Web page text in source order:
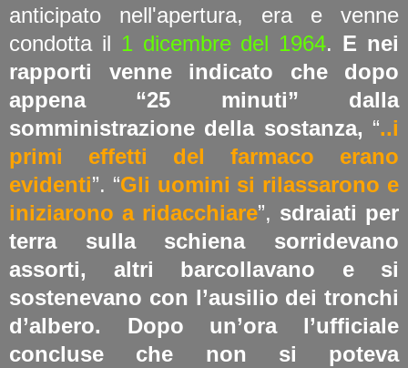
anticipato nell'apertura, era e venne
condotta il 1 dicembre del 1964. E nei
rapporti venne indicato che dopo
appena “25 minuti” dalla
somministrazione della sostanza, “..i
primi effetti del farmaco erano
evidenti”. “Gli uomini si rilassarono e
iniziarono a ridacchiare”, sdraiati per
terra sulla schiena sorridevano
assorti, altri barcollavano e si
sostenevano con l’ausilio dei tronchi
d’albero. Dopo un’ora l’ufficiale
concluse che non si poteva